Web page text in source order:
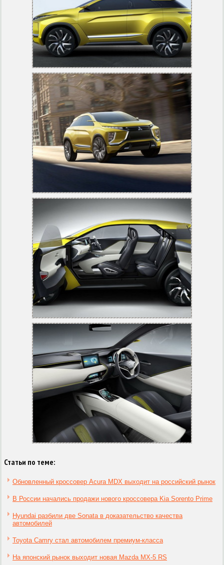
Статьи по теме:
Обновленный кроссовер Acura MDX выходит на российский рынок
В России начались продажи нового кроссовера Kia Sorento Prime
Hyundai разбили две Sonata в доказательство качества
автомобилей
Toyota Camry стал автомобилем премиум-класса
На японский рынок выходит новая Mazda MX-5 RS